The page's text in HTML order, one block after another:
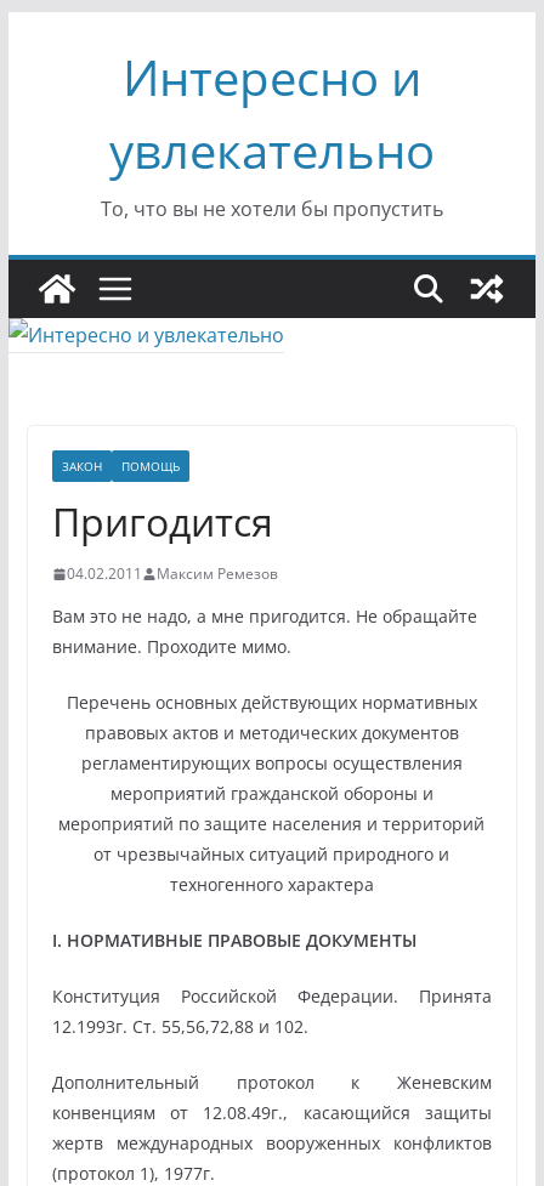
содержимомуИнтересно и
увлекательно
То, что вы не хотели бы пропустить
ЗАКОН ПОМОЩЬ
Пригодится
04.02.2011 Максим Ремезов
Вам это не надо, а мне пригодится. Не обращайте
внимание. Проходите мимо.
Перечень основных действующих нормативных
правовых актов и методических документов
регламентирующих вопросы осуществления
мероприятий гражданской обороны и
мероприятий по защите населения и территорий
от чрезвычайных ситуаций природного и
техногенного характера
I. НОРМАТИВНЫЕ ПРАВОВЫЕ ДОКУМЕНТЫ
Конституция Российской Федерации. Принята
12.1993г. Ст. 55,56,72,88 и 102.
Дополнительный протокол к Женевским
конвенциям от 12.08.49г., касающийся защиты
жертв международных вооруженных конфликтов
(протокол 1), 1977г.